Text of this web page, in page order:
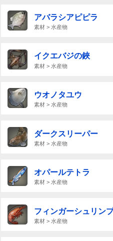
アバラシアピピラ
素材 > 水産物
イクエバジの鋏
素材 > 水産物
ウオノタユウ
素材 > 水産物
ダークスリーパー
素材 > 水産物
オパールテトラ
素材 > 水産物
フィンガーシュリン
素材 > 水産物